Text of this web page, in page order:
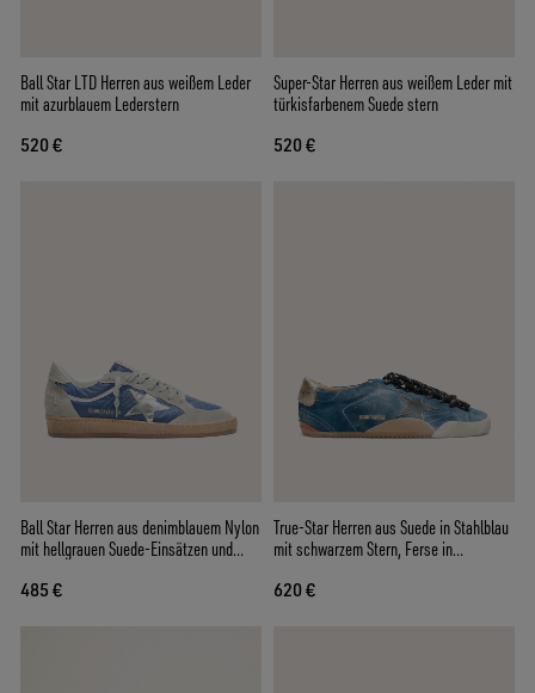
Ball Star LTD Herren aus weißem Leder
mit azurblauem Lederstern
520 €
Super-Star Herren aus weißem Leder mit
türkisfarbenem Suede stern
520 €
Ball Star Herren aus denimblauem Nylon
mit hellgrauen Suede-Einsätzen und
485 €
True-Star Herren aus Suede in Stahlblau
mit schwarzem Stern, Ferse in
620 €